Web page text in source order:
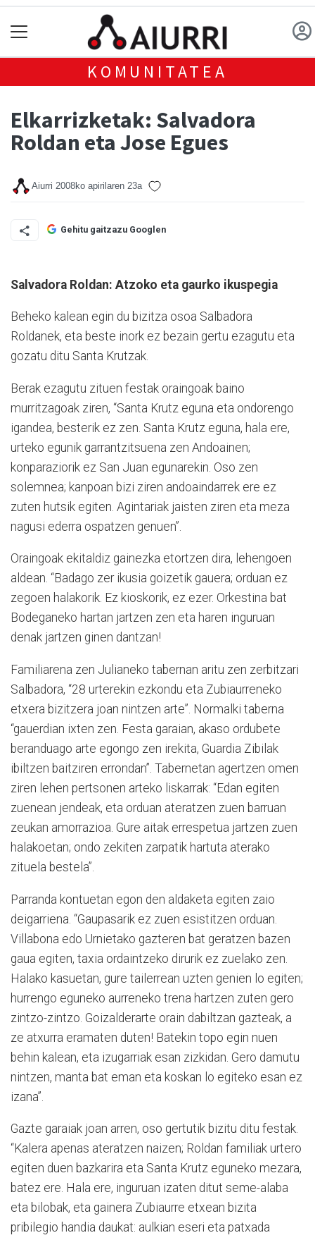
KOMUNITATEA
Elkarrizketak: Salvadora
Roldan eta Jose Egues
Aiurri 2008ko apirilaren 23a
Gehitu gaitzazu Googlen
Salvadora Roldan: Atzoko eta gaurko ikuspegia
Beheko kalean egin du bizitza osoa Salbadora
Roldanek, eta beste inork ez bezain gertu ezagutu eta
gozatu ditu Santa Krutzak.
Berak ezagutu zituen festak oraingoak baino
murritzagoak ziren, “Santa Krutz eguna eta ondorengo
igandea, besterik ez zen. Santa Krutz eguna, hala ere,
urteko egunik garrantzitsuena zen Andoainen;
konparaziorik ez San Juan egunarekin. Oso zen
solemnea; kanpoan bizi ziren andoaindarrek ere ez
zuten hutsik egiten. Agintariak jaisten ziren eta meza
nagusi ederra ospatzen genuen”.
Oraingoak ekitaldiz gainezka etortzen dira, lehengoen
aldean. “Badago zer ikusia goizetik gauera; orduan ez
zegoen halakorik. Ez kioskorik, ez ezer. Orkestina bat
Bodeganeko hartan jartzen zen eta haren inguruan
denak jartzen ginen dantzan!
Familiarena zen Julianeko tabernan aritu zen zerbitzari
Salbadora, “28 urterekin ezkondu eta Zubiaurreneko
etxera bizitzera joan nintzen arte”. Normalki taberna
“gauerdian ixten zen. Festa garaian, akaso ordubete
beranduago arte egongo zen irekita, Guardia Zibilak
ibiltzen baitziren errondan”. Tabernetan agertzen omen
ziren lehen pertsonen arteko liskarrak: “Edan egiten
zuenean jendeak, eta orduan ateratzen zuen barruan
zeukan amorrazioa. Gure aitak errespetua jartzen zuen
halakoetan; ondo zekiten zarpatik hartuta aterako
zituela bestela”.
Parranda kontuetan egon den aldaketa egiten zaio
deigarriena. “Gaupasarik ez zuen esistitzen orduan.
Villabona edo Urnietako gazteren bat geratzen bazen
gaua egiten, taxia ordaintzeko dirurik ez zuelako zen.
Halako kasuetan, gure tailerrean uzten genien lo egiten;
hurrengo eguneko aurreneko trena hartzen zuten gero
zintzo-zintzo. Goizalderarte orain dabiltzan gazteak, a
ze atxurra eramaten duten! Batekin topo egin nuen
behin kalean, eta izugarriak esan zizkidan. Gero damutu
nintzen, manta bat eman eta koskan lo egiteko esan ez
izana”.
Gazte garaiak joan arren, oso gertutik bizitu ditu festak.
“Kalera apenas ateratzen naizen; Roldan familiak urtero
egiten duen bazkarira eta Santa Krutz eguneko mezara,
batez ere. Hala ere, inguruan izaten ditut seme-alaba
eta bilobak, eta gainera Zubiaurre etxean bizita
pribilegio handia daukat: aulkian eseri eta patxada